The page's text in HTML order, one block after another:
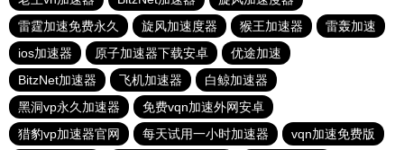
雷霆加速免费永久
旋风加速度器 猴王加速器
雷轰加速
ios加速器
原子加速器下载安卓
优途加速
BitzNet加速器
飞机加速器
白鲸加速器
黑洞vp永久加速器
免费vqn加速外网安卓
猎豹vp加速器官网
每天试用一小时加速器 vqn加速免费版